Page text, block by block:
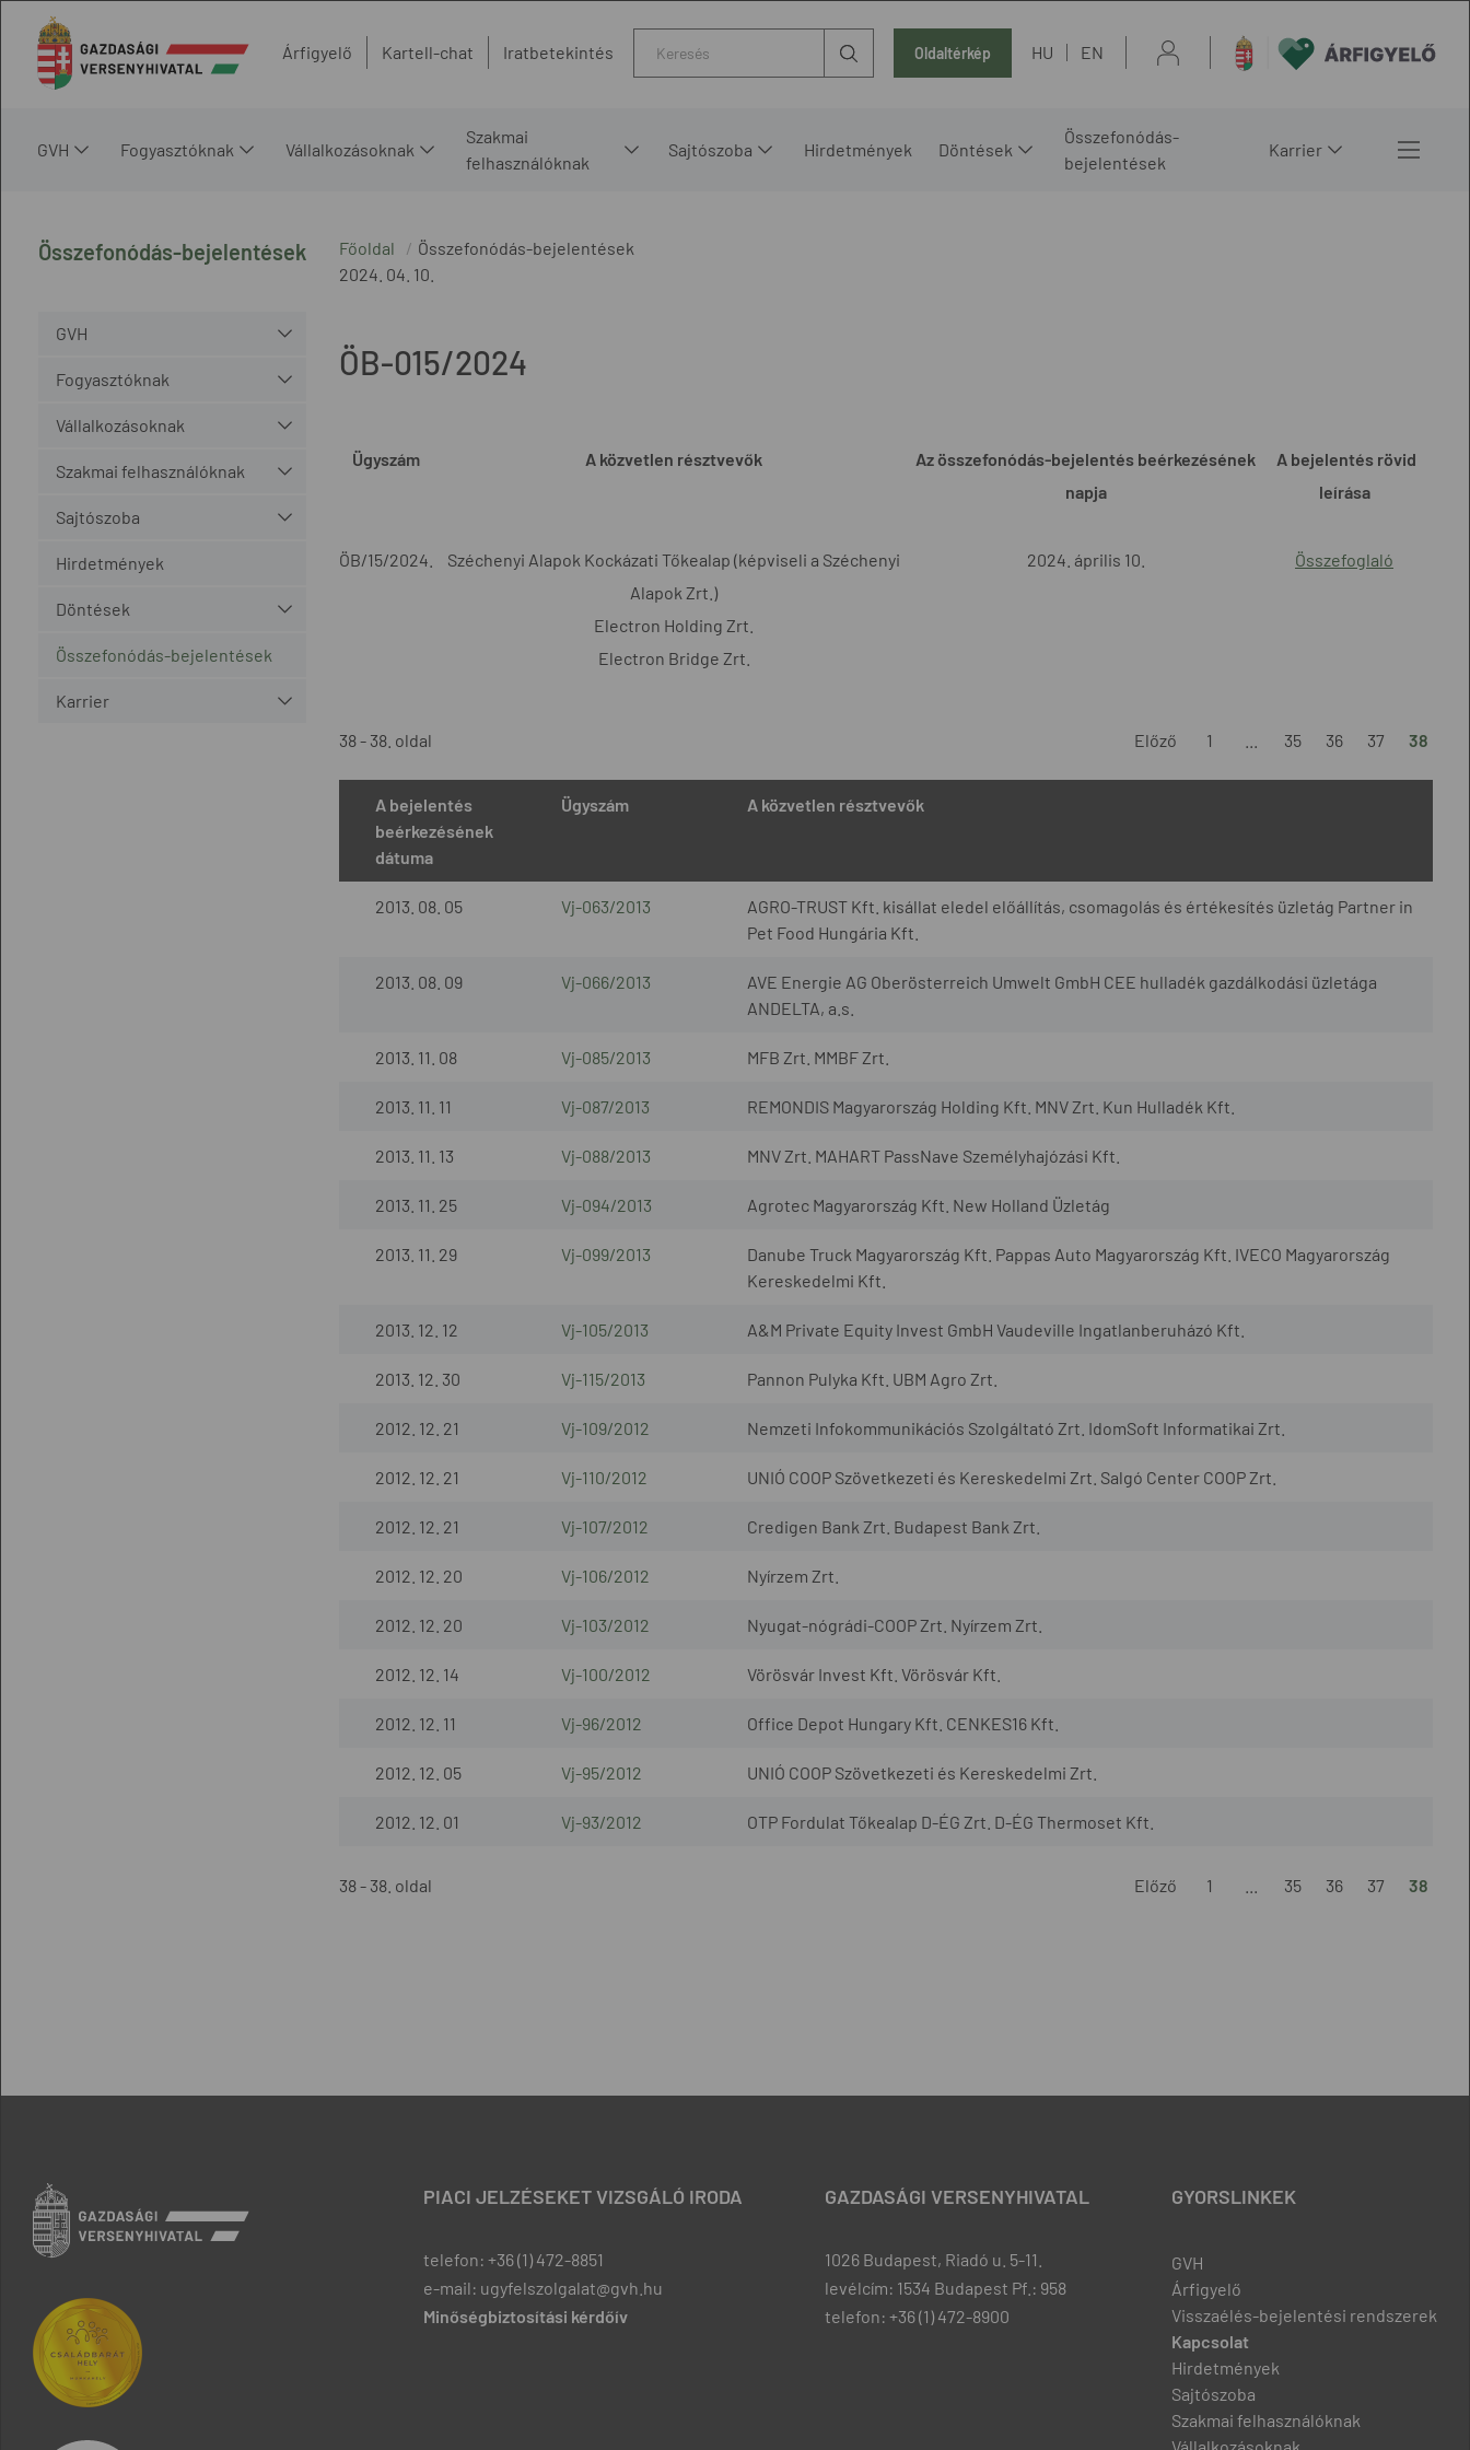
Árfigyelő Kartell-chat Iratbetekintés Oldaltérkép HU EN
GVH Fogyasztóknak Vállalkozásoknak
Szakmai
felhasználóknak
Sajtószoba Hirdetmények Döntések
Összefonódás-
bejelentések
Karrier
Összefonódás-bejelentések
GVH
Fogyasztóknak
Vállalkozásoknak
Szakmai felhasználóknak
Sajtószoba
Hirdetmények
Döntések
Összefonódás-bejelentések
Karrier
Főoldal
Összefonódás-bejelentések
2024. 04. 10.
ÖB-015/2024
Ügyszám A közvetlen résztvevők
Az összefonódás-bejelentés beérkezésének
napja
A bejelentés rövid
leírása
ÖB/15/2024.
Széchenyi Alapok Kockázati Tőkealap (képviseli a Széchenyi
Alapok Zrt.)
Electron Holding Zrt.
Electron Bridge Zrt.
2024. április 10. Összefoglaló
38 - 38. oldal Előző 1 35 36 37 38
A bejelentés
beérkezésének
dátuma
Ügyszám A közvetlen résztvevők
2013. 08. 05 Vj-063/2013
AGRO-TRUST Kft. kisállat eledel előállítás, csomagolás és értékesítés üzletág Partner in
Pet Food Hungária Kft.
2013. 08. 09 Vj-066/2013
AVE Energie AG Oberösterreich Umwelt GmbH CEE hulladék gazdálkodási üzletága
ANDELTA, a.s.
2013. 11. 08 Vj-085/2013 MFB Zrt. MMBF Zrt.
2013. 11. 11 Vj-087/2013 REMONDIS Magyarország Holding Kft. MNV Zrt. Kun Hulladék Kft.
2013. 11. 13 Vj-088/2013 MNV Zrt. MAHART PassNave Személyhajózási Kft.
2013. 11. 25 Vj-094/2013 Agrotec Magyarország Kft. New Holland Üzletág
2013. 11. 29 Vj-099/2013
Danube Truck Magyarország Kft. Pappas Auto Magyarország Kft. IVECO Magyarország
Kereskedelmi Kft.
2013. 12. 12 Vj-105/2013 A&M Private Equity Invest GmbH Vaudeville Ingatlanberuházó Kft.
2013. 12. 30 Vj-115/2013 Pannon Pulyka Kft. UBM Agro Zrt.
2012. 12. 21 Vj-109/2012 Nemzeti Infokommunikációs Szolgáltató Zrt. IdomSoft Informatikai Zrt.
2012. 12. 21 Vj-110/2012 UNIÓ COOP Szövetkezeti és Kereskedelmi Zrt. Salgó Center COOP Zrt.
2012. 12. 21 Vj-107/2012 Credigen Bank Zrt. Budapest Bank Zrt.
2012. 12. 20 Vj-106/2012 Nyírzem Zrt.
2012. 12. 20 Vj-103/2012 Nyugat-nógrádi-COOP Zrt. Nyírzem Zrt.
2012. 12. 14 Vj-100/2012 Vörösvár Invest Kft. Vörösvár Kft.
2012. 12. 11 Vj-96/2012 Office Depot Hungary Kft. CENKES16 Kft.
2012. 12. 05 Vj-95/2012 UNIÓ COOP Szövetkezeti és Kereskedelmi Zrt.
2012. 12. 01 Vj-93/2012 OTP Fordulat Tőkealap D-ÉG Zrt. D-ÉG Thermoset Kft.
38 - 38. oldal Előző 1 35 36 37 38
PIACI JELZÉSEKET VIZSGÁLÓ IRODA
telefon: +36 (1) 472-8851
e-mail: ugyfelszolgalat@gvh.hu
Minőségbiztosítási kérdőív
GAZDASÁGI VERSENYHIVATAL
1026 Budapest, Riadó u. 5-11.
levélcím: 1534 Budapest Pf.: 958
telefon: +36 (1) 472-8900
GYORSLINKEK
GVH
Árfigyelő
Visszaélés-bejelentési rendszerek
Kapcsolat
Hirdetmények
Sajtószoba
Szakmai felhasználóknak